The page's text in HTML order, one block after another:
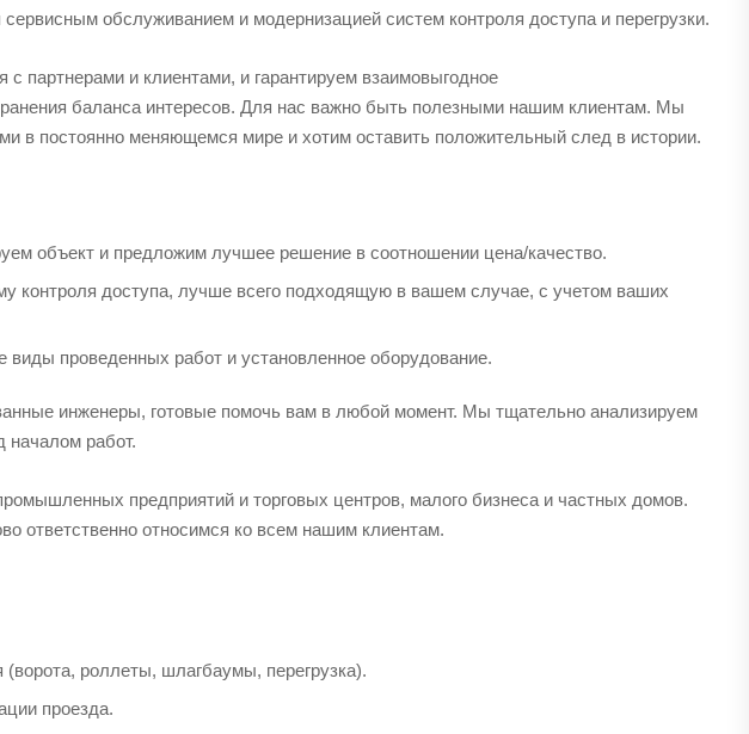
обслуживанием и модернизацией систем контроля доступа и перегрузки.
партнерами и клиентами, и гарантируем взаимовыгодное
баланса интересов. Для нас важно быть полезными нашим клиентам. Мы
в постоянно меняющемся мире и хотим оставить положительный след в истории.
объект и предложим лучшее решение в соотношении цена/качество.
контроля доступа, лучше всего подходящую в вашем случае, с учетом ваших
виды проведенных работ и установленное оборудование.
инженеры, готовые помочь вам в любой момент. Мы тщательно анализируем
началом работ.
предприятий и торговых центров, малого бизнеса и частных домов.
ответственно относимся ко всем нашим клиентам.
роллеты, шлагбаумы, перегрузка).
проезда.